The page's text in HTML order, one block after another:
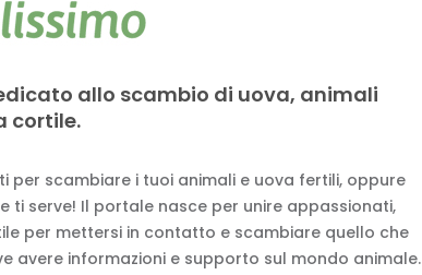
allo scambio di uova, animali
cortile.
per scambiare i tuoi animali e uova fertili, oppure
serve! Il portale nasce per unire appassionati,
per mettersi in contatto e scambiare quello che
avere informazioni e supporto sul mondo animale.